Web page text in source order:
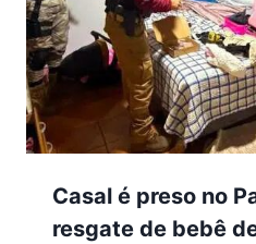
Casal é preso no
resgate de bebê